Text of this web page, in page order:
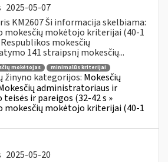
2025-05-07
KM2607 Ši informacija skelbiama:
mokesčių mokėtojo kriterijai (40-1
mokesčių
141 straipsnį mokesčių...
mokėtojas
minimalūs kriterijai
žinyno kategorijos: Mokesčių
administratoriaus ir
ir pareigos (32-42 s »
mokesčių mokėtojo kriterijai (40-1
2025-05-20